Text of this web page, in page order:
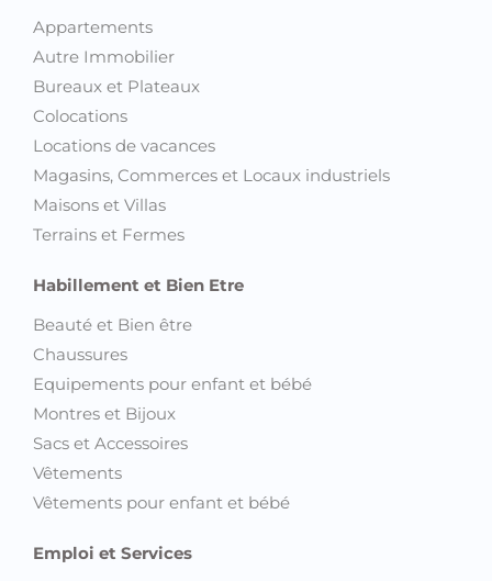
Appartements
Autre Immobilier
Bureaux et Plateaux
Colocations
Locations de vacances
Magasins, Commerces et Locaux industriels
Maisons et Villas
Terrains et Fermes
Habillement et Bien Etre
Beauté et Bien être
Chaussures
Equipements pour enfant et bébé
Montres et Bijoux
Sacs et Accessoires
Vêtements
Vêtements pour enfant et bébé
Emploi et Services